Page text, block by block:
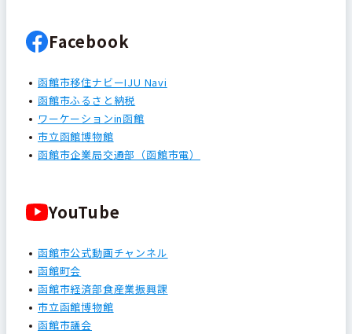
Facebook
函館市移住ナビーIJU Navi
函館市ふるさと納税
ワーケーションin函館
市立函館博物館
函館市企業局交通部（函館市電）
YouTube
函館市公式動画チャンネル
函館町会
函館市経済部食産業振興課
市立函館博物館
函館市議会